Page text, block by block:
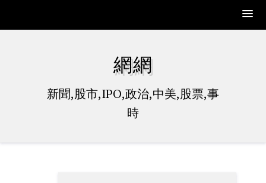
網網
新聞,股市,IPO,政治,中美,股票,事
時